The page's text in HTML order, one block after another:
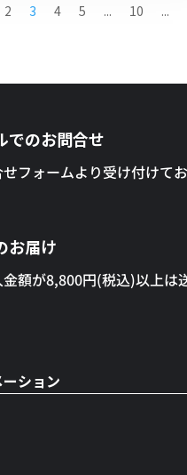
2 3 4 5 ... 10 ...
でのお問合せ
フォームより受け付けて
お届け
金額が8,800円(税込)以上は
ション